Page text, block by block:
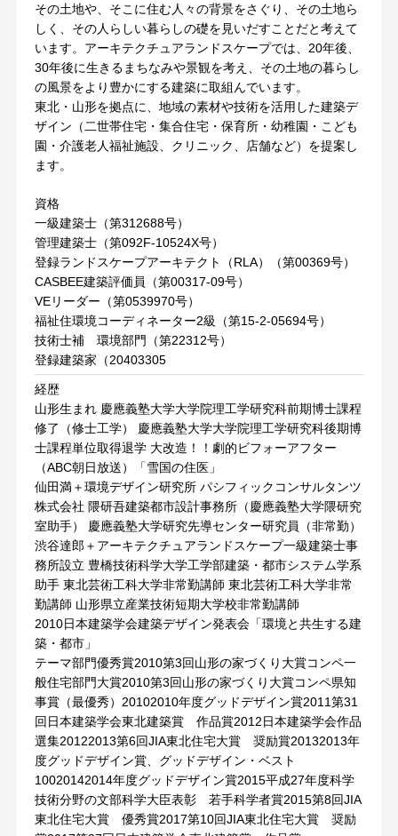
その土地や、そこに住む人々の背景をさぐり、その土地ら
しく、その人らしい暮らしの礎を見いだすことだと考えて
います。アーキテクチュアランドスケープでは、20年後、
30年後に生きるまちなみや景観を考え、その土地の暮らし
の風景をより豊かにする建築に取組んでいます。
東北・山形を拠点に、地域の素材や技術を活用した建築デ
ザイン（二世帯住宅・集合住宅・保育所・幼稚園・こども
園・介護老人福祉施設、クリニック、店舗など）を提案し
ます。
資格
一級建築士（第312688号）
管理建築士（第092F-10524X号）
登録ランドスケープアーキテクト（RLA）（第00369号）
CASBEE建築評価員（第00317-09号）
VEリーダー（第0539970号）
福祉住環境コーディネーター2級（第15-2-05694号）
技術士補 環境部門（第22312号）
登録建築家（20403305
経歴
山形生まれ 慶應義塾大学大学院理工学研究科前期博士課程
修了（修士工学） 慶應義塾大学大学院理工学研究科後期博
士課程単位取得退学 大改造！！劇的ビフォーアフター
（ABC朝日放送）「雪国の住医」
仙田満＋環境デザイン研究所 パシフィックコンサルタンツ
株式会社 隈研吾建築都市設計事務所（慶應義塾大学隈研究
室助手） 慶應義塾大学研究先導センター研究員（非常勤）
渋谷達郎＋アーキテクチュアランドスケープ一級建築士事
務所設立 豊橋技術科学大学工学部建築・都市システム学系
助手 東北芸術工科大学非常勤講師 東北芸術工科大学非常
勤講師 山形県立産業技術短期大学校非常勤講師
2010日本建築学会建築デザイン発表会「環境と共生する建
築・都市」
テーマ部門優秀賞2010第3回山形の家づくり大賞コンペ一
般住宅部門大賞2010第3回山形の家づくり大賞コンペ県知
事賞（最優秀）20102010年度グッドデザイン賞2011第31
回日本建築学会東北建築賞 作品賞2012日本建築学会作品
選集20122013第6回JIA東北住宅大賞 奨励賞20132013年
度グッドデザイン賞、グッドデザイン・ベスト
10020142014年度グッドデザイン賞2015平成27年度科学
技術分野の文部科学大臣表彰 若手科学者賞2015第8回JIA
東北住宅大賞 優秀賞2017第10回JIA東北住宅大賞 奨励